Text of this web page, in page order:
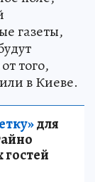
газеты,
того,
в Киеве.
для